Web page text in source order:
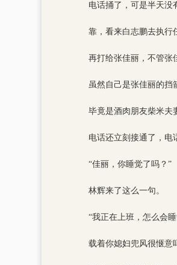
电话捅了，可是半天没
靠，看来白志鹏去执行
再打给张佳丽，不管张
虽然自己是张佳丽的挡
毕竟是酒肉朋友柴米夫
电话还立刻接通了，电
“佳丽，你睡觉了吗？”
林辉来了这么一句。
“我正在上班，怎么会睡
载着你媳妇兜风很惬意